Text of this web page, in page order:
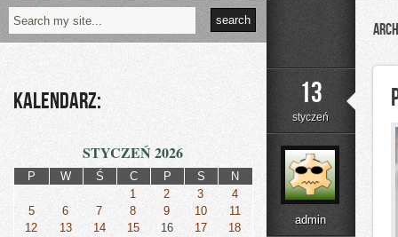
13
styczeń
admin
Kalendarz:
STYCZEŃ 2026
P W Ś C P S
N
1
2 3
4
5
6 7 8 9 10
11
12
13 14 15 16 17
18